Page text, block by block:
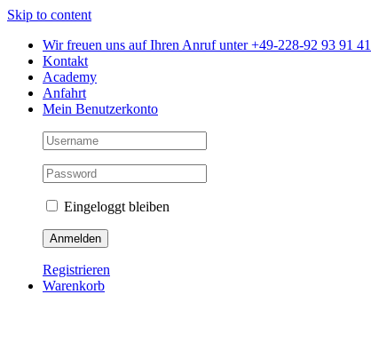
Skip to content
Wir freuen uns auf Ihren Anruf unter +49-228-92 93 91 41
Kontakt
Academy
Anfahrt
Mein Benutzerkonto
Eingeloggt bleiben
Registrieren
Warenkorb